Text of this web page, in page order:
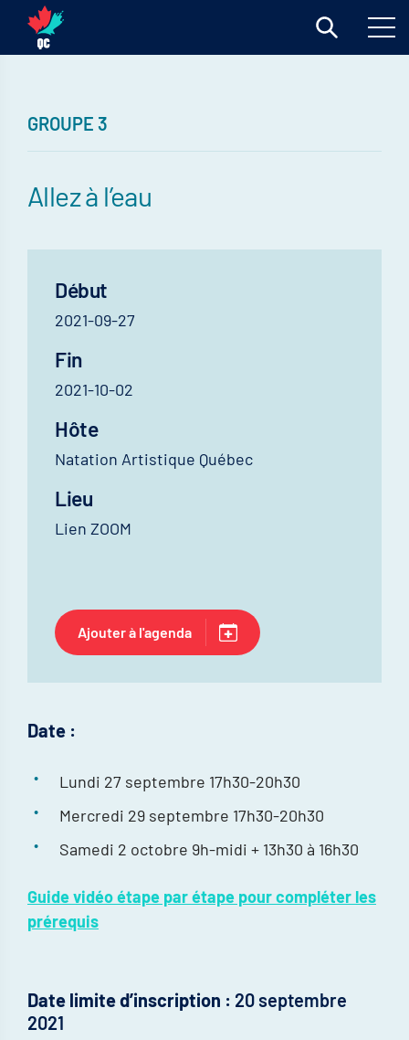
GROUPE 3
Allez à l’eau
Date :
Lundi 27 septembre 17h30-20h30
Mercredi 29 septembre 17h30-20h30
Samedi 2 octobre 9h-midi + 13h30 à 16h30
Guide vidéo étape par étape pour compléter les
prérequis
Date limite d’inscription : 20 septembre
2021
Début
2021-09-27
Fin
2021-10-02
Hôte
Natation Artistique Québec
Lieu
Lien ZOOM
Ajouter à l'agenda